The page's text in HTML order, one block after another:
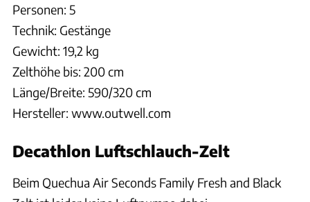
Personen: 5
Technik: Gestänge
Gewicht: 19,2 kg
Zelthöhe bis: 200 cm
Länge/Breite: 590/320 cm
Hersteller: www.outwell.com
Decathlon Luftschlauch-Zelt
Beim Quechua Air Seconds Family Fresh and Black